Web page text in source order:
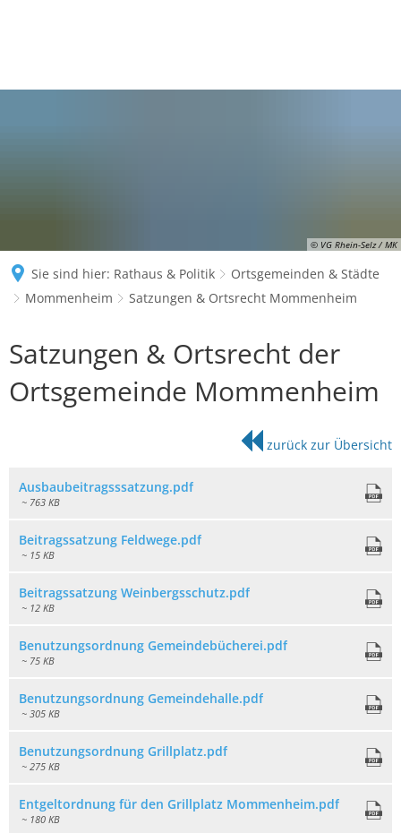
© VG Rhein-Selz / MK
Sie sind hier: Rathaus & Politik
Ortsgemeinden & Städte
Mommenheim
Satzungen & Ortsrecht Mommenheim
Satzungen
&
Ortsrecht
Satzungen & Ortsrecht der
Ortsgemeinde Mommenheim
zurück zur Übersicht
Ausbaubeitragsssatzung.pdf
~ 763 KB
Beitragssatzung Feldwege.pdf
~ 15 KB
Beitragssatzung Weinbergsschutz.pdf
~ 12 KB
Benutzungsordnung Gemeindebücherei.pdf
~ 75 KB
Benutzungsordnung Gemeindehalle.pdf
~ 305 KB
Benutzungsordnung Grillplatz.pdf
~ 275 KB
Entgeltordnung für den Grillplatz Mommenheim.pdf
~ 180 KB